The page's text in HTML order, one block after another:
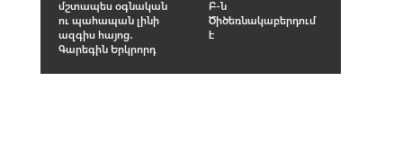
մշտապես օգնական
ու պահապան լինի
ազգիս հայոց․
Գարեգին Երկրորդ
Բ-ն
Ծիծեռնակաբերդում
է